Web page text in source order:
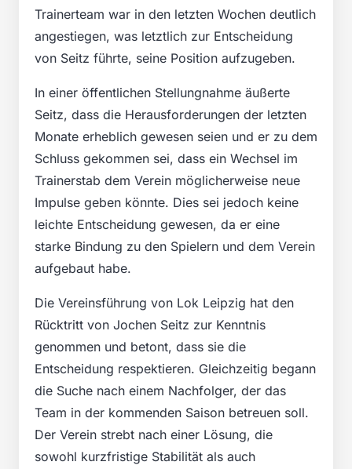
Trainerteam war in den letzten Wochen deutlich
angestiegen, was letztlich zur Entscheidung
von Seitz führte, seine Position aufzugeben.
In einer öffentlichen Stellungnahme äußerte
Seitz, dass die Herausforderungen der letzten
Monate erheblich gewesen seien und er zu dem
Schluss gekommen sei, dass ein Wechsel im
Trainerstab dem Verein möglicherweise neue
Impulse geben könnte. Dies sei jedoch keine
leichte Entscheidung gewesen, da er eine
starke Bindung zu den Spielern und dem Verein
aufgebaut habe.
Die Vereinsführung von Lok Leipzig hat den
Rücktritt von Jochen Seitz zur Kenntnis
genommen und betont, dass sie die
Entscheidung respektieren. Gleichzeitig begann
die Suche nach einem Nachfolger, der das
Team in der kommenden Saison betreuen soll.
Der Verein strebt nach einer Lösung, die
sowohl kurzfristige Stabilität als auch